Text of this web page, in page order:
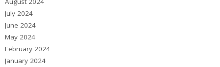
July 2024
June 2024
May 2024
February 2024
January 2024